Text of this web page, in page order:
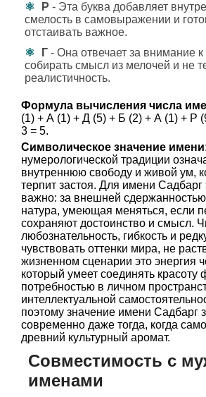
Р - Эта буква добавляет
смелость в самовыражении и
отстаивать важное.
Г - Она отвечает за внимание
собирать смысл из мелочей и не
реалистичность.
Формула вычисления числа
(1) + А (1) + Д (5) + Б (2) + А (1) + Р
3 = 5.
Символическое значение
нумерологической традиции
внутреннюю свободу и живой ум,
терпит застоя. Для имени Садбарг
важно: за внешней сдержанностью
натура, умеющая меняться, если
сохраняют достоинство и смысл.
любознательность, гибкость и
чувствовать оттенки мира, не
жизненном сценарии это энергия
который умеет соединять
потребностью в личном
интеллектуальной
поэтому значение имени Садбарг
современно даже тогда, когда
древний культурный аромат.
Совместимость с
именами